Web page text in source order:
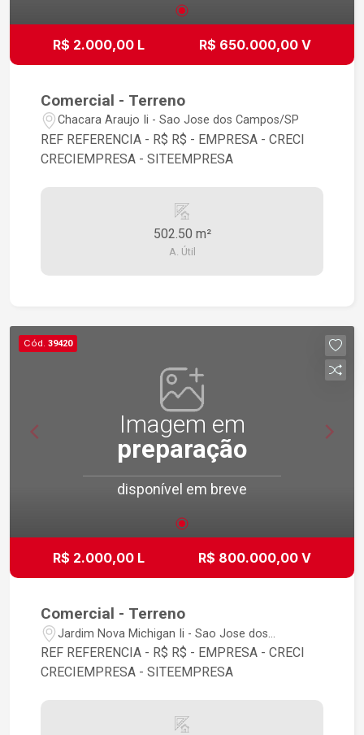
R$ 2.000,00 L R$ 650.000,00 V
Comercial - Terreno
Chacara Araujo Ii - Sao Jose dos Campos/SP
REF REFERENCIA - R$ R$ - EMPRESA - CRECI
CRECIEMPRESA - SITEEMPRESA
502.50 m²
A. Útil
Cód. 39420
Imagem em
preparação
disponível em breve
R$ 2.000,00 L R$ 800.000,00 V
Comercial - Terreno
Jardim Nova Michigan Ii - Sao Jose dos
Campos/SP
REF REFERENCIA - R$ R$ - EMPRESA - CRECI
CRECIEMPRESA - SITEEMPRESA